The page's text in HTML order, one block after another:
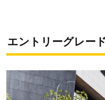
エントリーグレー